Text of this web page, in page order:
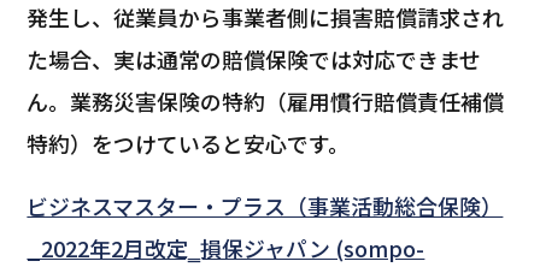
発生し、従業員から事業者側に損害賠償請求され
た場合、実は通常の賠償保険では対応できませ
ん。業務災害保険の特約（雇用慣行賠償責任補償
特約）をつけていると安心です。
ビジネスマスター・プラス（事業活動総合保険）
_2022年2月改定‗損保ジャパン (sompo-